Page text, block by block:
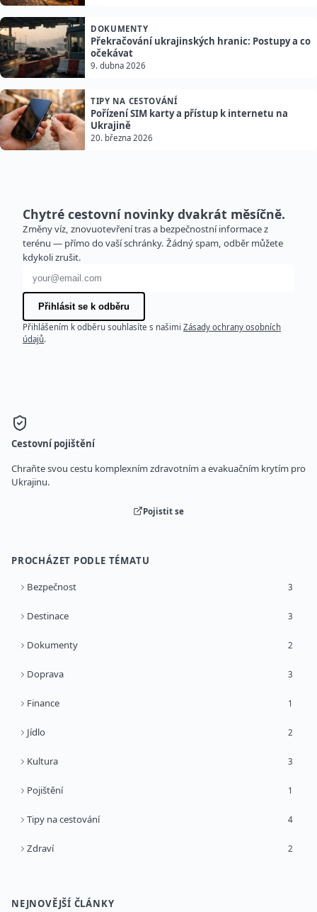
DOKUMENTY
Překračování ukrajinských hranic: Postupy a co
očekávat
9. dubna 2026
TIPY NA CESTOVÁNÍ
Pořízení SIM karty a přístup k internetu na
Ukrajině
20. března 2026
Chytré cestovní novinky dvakrát měsíčně.
Změny víz, znovuotevření tras a bezpečnostní informace z
terénu — přímo do vaší schránky. Žádný spam, odběr můžete
kdykoli zrušit.
E-mailová adresa
Přihlásit se k odběru
Přihlášením k odběru souhlasíte s našimi Zásady ochrany osobních
údajů.
Cestovní pojištění
Chraňte svou cestu komplexním zdravotním a evakuačním krytím pro
Ukrajinu.
Pojistit se
PROCHÁZET PODLE TÉMATU
Bezpečnost 3
Destinace 3
Dokumenty 2
Doprava 3
Finance 1
Jídlo 2
Kultura 3
Pojištění 1
Tipy na cestování 4
Zdraví 2
NEJNOVĚJŠÍ ČLÁNKY